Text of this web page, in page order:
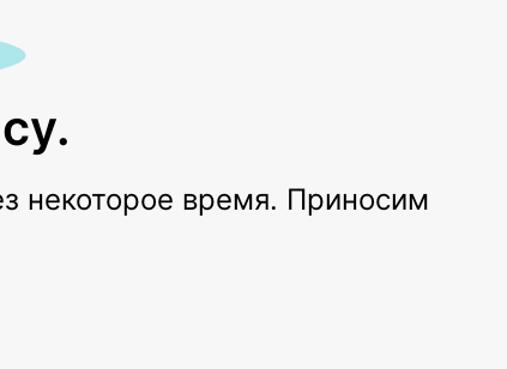
некоторое время. Приносим